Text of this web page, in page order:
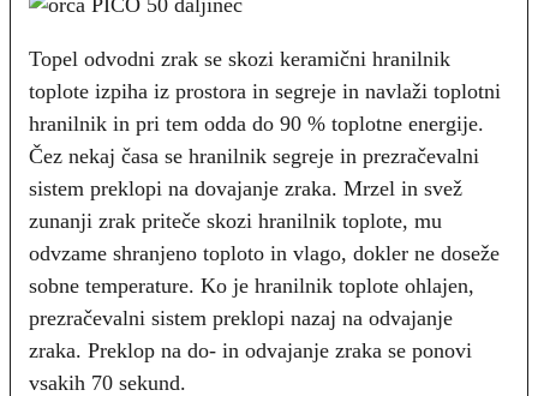
Topel odvodni zrak se skozi keramični hranilnik
toplote izpiha iz prostora in segreje in navlaži toplotni
hranilnik in pri tem odda do 90 % toplotne energije.
Čez nekaj časa se hranilnik segreje in prezračevalni
sistem preklopi na dovajanje zraka. Mrzel in svež
zunanji zrak priteče skozi hranilnik toplote, mu
odvzame shranjeno toploto in vlago, dokler ne doseže
sobne temperature. Ko je hranilnik toplote ohlajen,
prezračevalni sistem preklopi nazaj na odvajanje
zraka. Preklop na do- in odvajanje zraka se ponovi
vsakih 70 sekund.